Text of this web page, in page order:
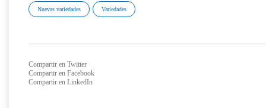
Nuevas variedades Variedades
Compartir en Twitter
Compartir en Facebook
Compartir en LinkedIn